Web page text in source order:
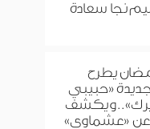
نجا سعادة
يطرح
«حبيبي
ويكشف
عن «عشماوي»